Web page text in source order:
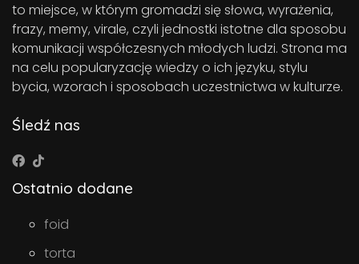
to miejsce, w którym gromadzi się słowa, wyrażenia,
frazy, memy, virale, czyli jednostki istotne dla sposobu
komunikacji współczesnych młodych ludzi. Strona ma
na celu popularyzację wiedzy o ich języku, stylu
bycia, wzorach i sposobach uczestnictwa w kulturze.
Śledź nas
Ostatnio dodane
foid
torta